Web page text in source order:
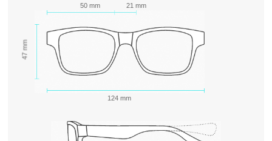
50 mm 21 mm
47 mm
124 mm